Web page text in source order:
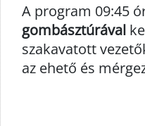
A program 09:45
gombásztúrával
szakavatott
az ehető és